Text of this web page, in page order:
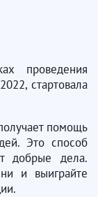
проведения
стартовала
помощь
Это способ
добрые дела.
и выиграйте